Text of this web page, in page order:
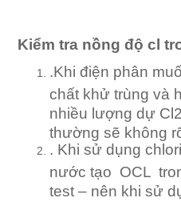
Kiểm tra nồng độ cl
.Khi điện phân
chất khử trùng và
nhiều lượng dự
thường sẽ không
. Khi sử dụng
nước tạo OCL
test – nên khi sử